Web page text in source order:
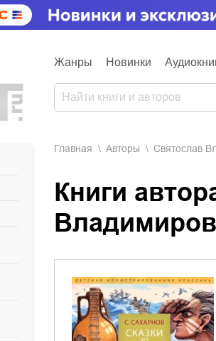
Жанры Новинки
Главная Aвторы Святослав
Книги